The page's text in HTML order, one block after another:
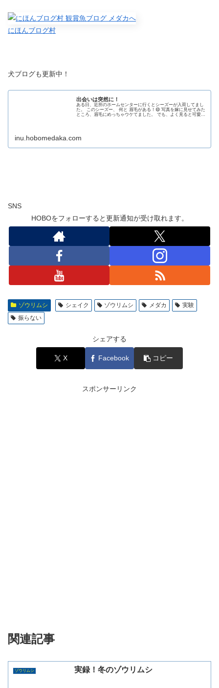
にほんブログ村
犬ブログも更新中！
出会いは突然に！
ある日、近所のホームセンターに行くとシーズーが入荷してまし
た。 このシーズー、 何と 眉毛がある！😄 写真を嫁に見せてみた
ところ、眉毛にめっちゃウケてました。 でも、よく見ると可愛い
inu.hobomedaka.com
SNS
HOBOをフォローすると更新通知が受け取れます。
ゾウリムシ シェイク ゾウリムシ メダカ
実験
振らない
シェアする
X Facebook コピー
スポンサーリンク
関連記事
ゾウリムシ 実録！冬のゾウリムシ